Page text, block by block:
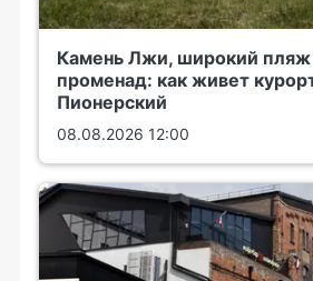
Камень Лжи, широкий пляж
променад: как живет
Пионерский
08.08.2026 12:00